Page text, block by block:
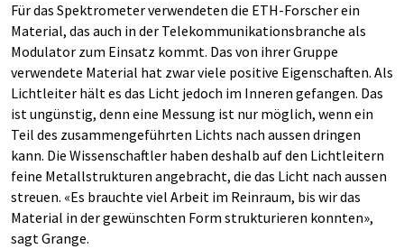
Für das Spektrometer verwendeten die ETH-Forscher ein
Material, das auch in der Telekommunikationsbranche als
Modulator zum Einsatz kommt. Das von ihrer Gruppe
verwendete Material hat zwar viele positive Eigenschaften. Als
Lichtleiter hält es das Licht jedoch im Inneren gefangen. Das
ist ungünstig, denn eine Messung ist nur möglich, wenn ein
Teil des zusammengeführten Lichts nach aussen dringen
kann. Die Wissenschaftler haben deshalb auf den Lichtleitern
feine Metallstrukturen angebracht, die das Licht nach aussen
streuen. «Es brauchte viel Arbeit im Reinraum, bis wir das
Material in der gewünschten Form strukturieren konnten»,
sagt Grange.